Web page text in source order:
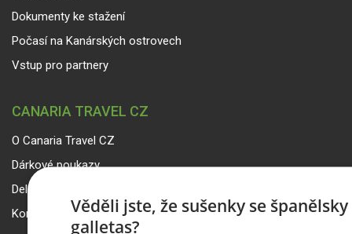
Dokumenty ke stažení
Počasí na Kanárských ostrovech
Vstup pro partnery
CANARIA TRAVEL CZ
O Canaria Travel CZ
Dárkové poukazy
Delegáti
Kontakty
Věděli jste, že sušenky se
galletas?